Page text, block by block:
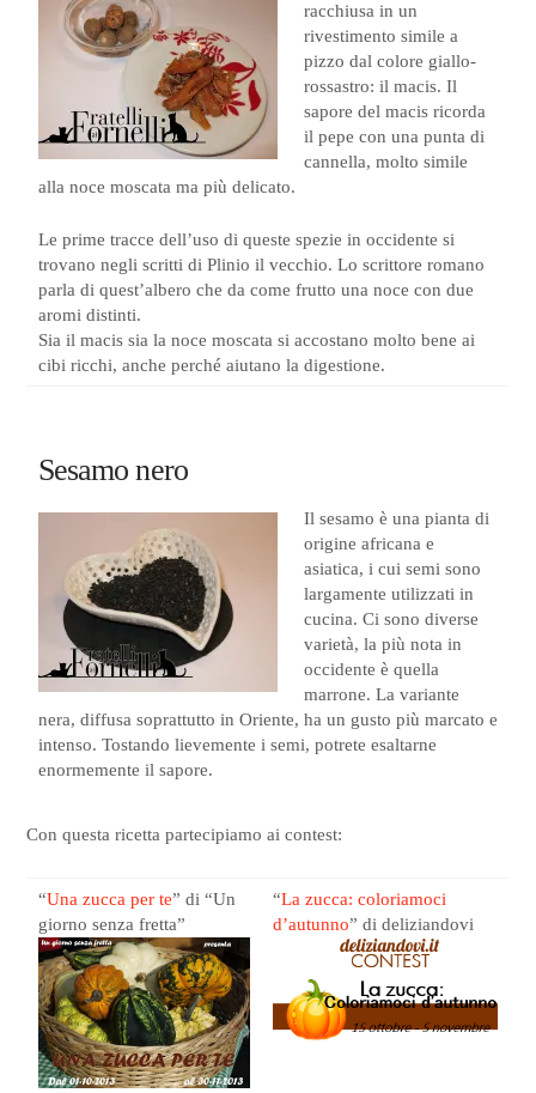
racchiusa in un
rivestimento simile a
pizzo dal colore giallo-
rossastro: il macis. Il
sapore del macis ricorda
il pepe con una punta di
cannella, molto simile
alla noce moscata ma più delicato.
Le prime tracce dell’uso di queste spezie in occidente si
trovano negli scritti di Plinio il vecchio. Lo scrittore romano
parla di quest’albero che da come frutto una noce con due
aromi distinti.
Sia il macis sia la noce moscata si accostano molto bene ai
cibi ricchi, anche perché aiutano la digestione.
Sesamo nero
Il sesamo è una pianta di
origine africana e
asiatica, i cui semi sono
largamente utilizzati in
cucina. Ci sono diverse
varietà, la più nota in
occidente è quella
marrone. La variante
nera, diffusa soprattutto in Oriente, ha un gusto più marcato e
intenso. Tostando lievemente i semi, potrete esaltarne
enormemente il sapore.
Con questa ricetta partecipiamo ai contest:
“Una zucca per te” di “Un
giorno senza fretta”
“La zucca: coloriamoci
d’autunno” di deliziandovi